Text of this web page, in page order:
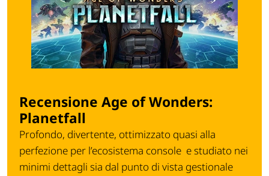
Recensione Age of Wonders:
Planetfall
Profondo, divertente, ottimizzato quasi alla
perfezione per l’ecosistema console e studiato nei
minimi dettagli sia dal punto di vista gestionale